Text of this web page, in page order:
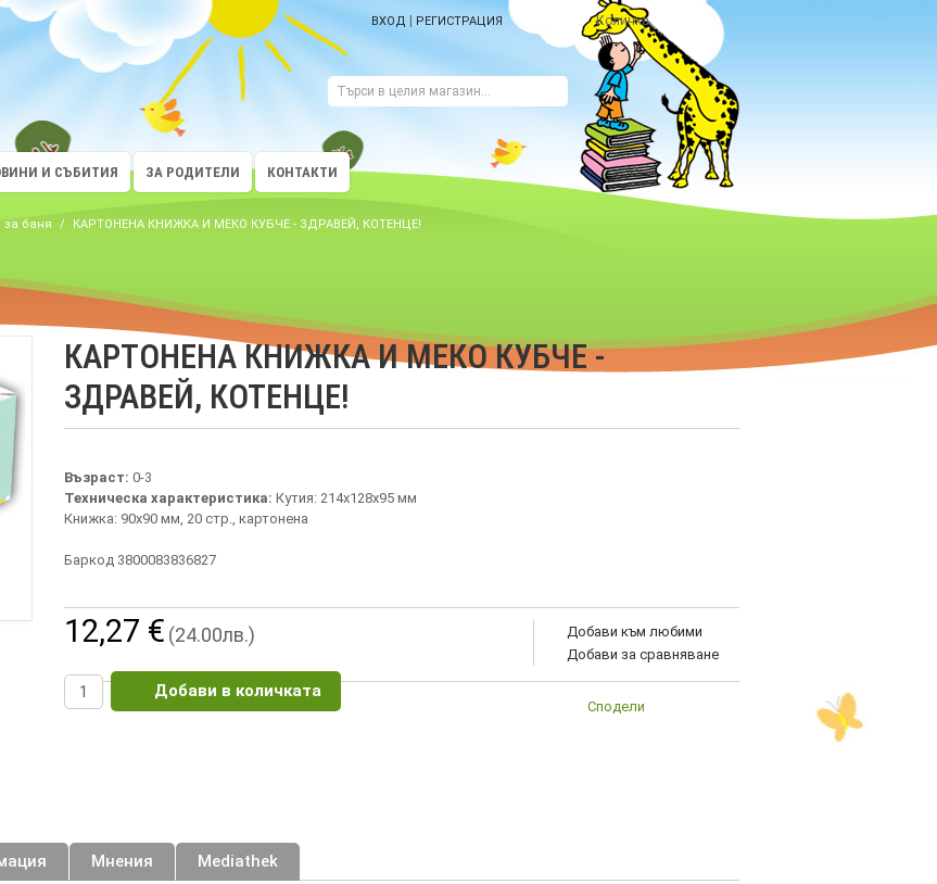
ВХОД | РЕГИСТРАЦИЯ Количка
И СЪБИТИЯ ЗА РОДИТЕЛИ КОНТАКТИ
за баня / КАРТОНЕНА КНИЖКА И МЕКО КУБЧЕ - ЗДРАВЕЙ, КОТЕНЦЕ!
КАРТОНЕНА КНИЖКА И МЕКО КУБЧЕ -
ЗДРАВЕЙ, КОТЕНЦЕ!
Възраст: 0-3
Техническа характеристика: Кутия: 214х128х95 мм
Книжка: 90х90 мм, 20 стр., картонена
Баркод 3800083836827
Добави към любими
Добави за сравняване
12,27 € (24.00лв.)
Добави в количката
Сподели
Мнения Mediathek